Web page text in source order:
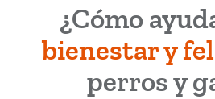
¿Cómo
bienestar y
perros y